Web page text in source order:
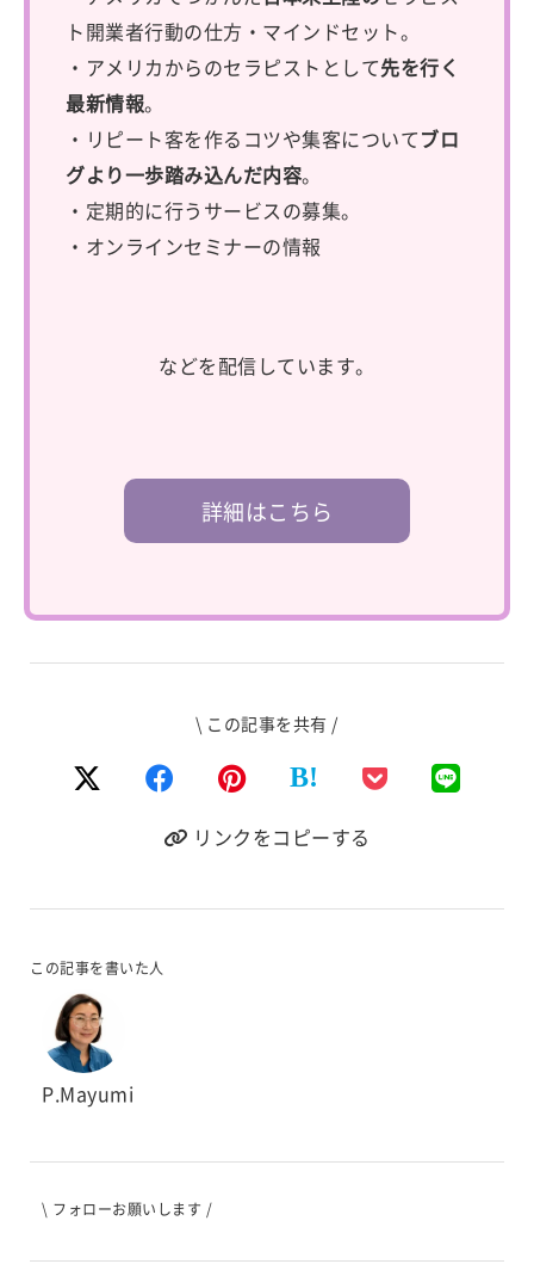
ト開業者行動の仕方・マインドセット。
・アメリカからのセラピストとして先を行く
最新情報。
・リピート客を作るコツや集客についてブロ
グより一歩踏み込んだ内容。
・定期的に行うサービスの募集。
・オンラインセミナーの情報
などを配信しています。
詳細はこちら
\ この記事を共有 /
B!
リンクをコピーする
この記事を書いた人
P.Mayumi
\ フォローお願いします /